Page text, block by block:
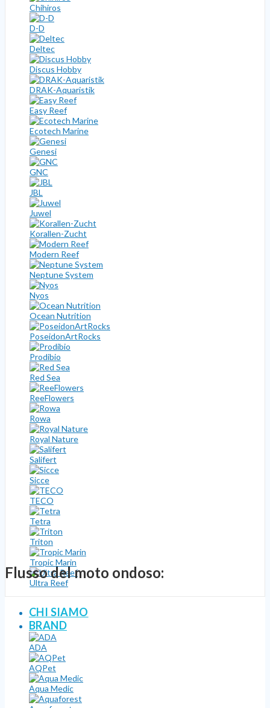
Chihiros
D-D
Deltec
Discus Hobby
DRAK-Aquaristik
Easy Reef
Ecotech Marine
Genesi
GNC
JBL
Juwel
Korallen-Zucht
Modern Reef
Neptune System
Nyos
Ocean Nutrition
PoseidonArtRocks
Prodibio
Red Sea
ReeFlowers
Rowa
Royal Nature
Salifert
Sicce
TECO
Tetra
Triton
Tropic Marin
Ultra Reef
CHI SIAMO
BRAND
ADA
AQPet
Aqua Medic
Flusso del moto ondoso: